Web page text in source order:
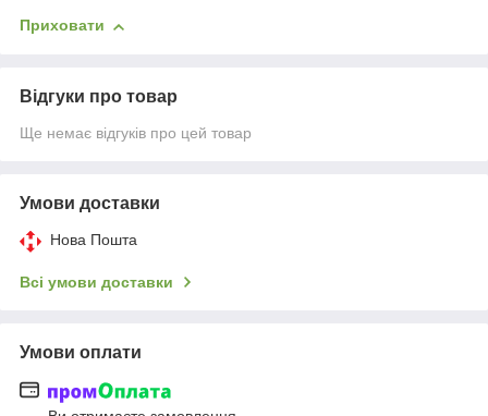
Приховати
Відгуки про товар
Ще немає відгуків про цей товар
Умови доставки
Нова Пошта
Всі умови доставки
Умови оплати